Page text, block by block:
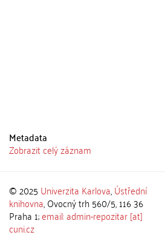
Metadata
Zobrazit celý záznam
© 2025 Univerzita Karlova,Ústřední
knihovna, Ovocný trh 560/5, 116 36
Praha 1;email: admin-repozitar [at]
cuni.cz